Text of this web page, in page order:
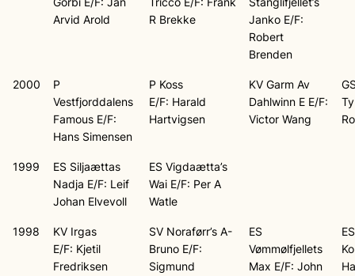
Arvid Arold
R Brekke
Janko E/F:
Robert
Brenden
2000
P
Vestfjorddalens
Famous E/F:
Hans Simensen
P Koss
E/F: Harald
Hartvigsen
KV Garm Av
Dahlwinn E E/F:
Victor Wang
1999
ES Siljaættas
Nadja E/F: Leif
Johan Elvevoll
ES Vigdaætta’s
Wai E/F: Per A
Watle
1998
KV Irgas
E/F: Kjetil
Fredriksen
SV Noraførr’s A-
Bruno E/F:
Sigmund
ES
Vømmølfjellets
Max E/F: John
ES